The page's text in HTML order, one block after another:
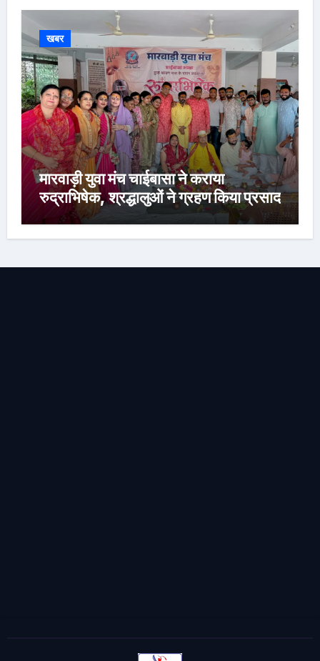
खबर
मारवाड़ी युवा मंच चाईबासा ने कराया
रुद्राभिषेक, श्रद्धालुओं ने ग्रहण किया प्रसाद